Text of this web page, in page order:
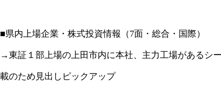
■県内上場企業・株式投資情報（7面・総合・国際）
→東証１部上場の上田市内に本社、主力工場があるシ
載のため見出しピックアップ